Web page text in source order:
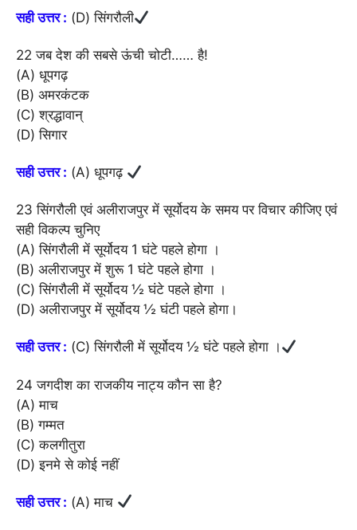
सही उत्तर : (D) सिंगरौली
22 जब देश की सबसे ऊंची चोटी…… है!
(A) धूपगढ़
(B) अमरकंटक
(C) श्रद्धावान्
(D) सिगार
सही उत्तर : (A) धूपगढ़
23 सिंगरौली एवं अलीराजपुर में सूर्योदय के समय पर विचार कीजिए एवं
सही विकल्प चुनिए
(A) सिंगरौली में सूर्योदय 1 घंटे पहले होगा ।
(B) अलीराजपुर में शुरू 1 घंटे पहले होगा ।
(C) सिंगरौली में सूर्योदय ½ घंटे पहले होगा ।
(D) अलीराजपुर में सूर्योदय ½ घंटी पहले होगा।
सही उत्तर : (C) सिंगरौली में सूर्योदय ½ घंटे पहले होगा ।
24 जगदीश का राजकीय नाट्य कौन सा है?
(A) माच
(B) गम्मत
(C) कलगीतुरा
(D) इनमे से कोई नहीं
सही उत्तर : (A) माच